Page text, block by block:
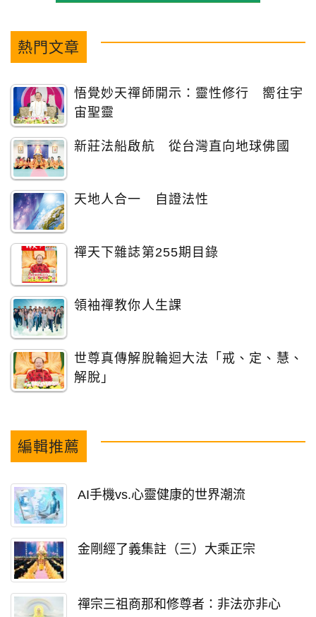
熱門文章
悟覺妙天禪師開示：靈性修行 嚮往宇
宙聖靈
新莊法船啟航 從台灣直向地球佛國
天地人合一 自證法性
禪天下雜誌第255期目錄
領袖禪教你人生課
世尊真傳解脫輪迴大法「戒、定、慧、
解脫」
編輯推薦
AI手機vs.心靈健康的世界潮流
金剛經了義集註（三）大乘正宗
禪宗三祖商那和修尊者：非法亦非心